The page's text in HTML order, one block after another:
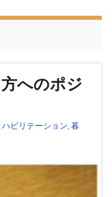
へのポジ
ハビリテーション 暮